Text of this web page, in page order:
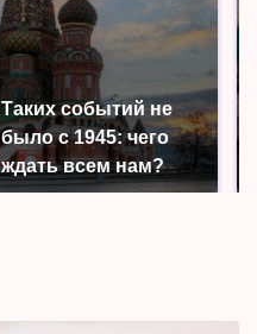
Таких событий не
было с 1945: чего
ждать всем нам?